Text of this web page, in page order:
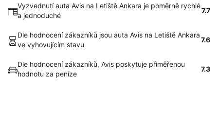
Vyzvednutí auta Avis na Letiště Ankara je poměrně rychlé
a jednoduché
7.7
Dle hodnocení zákazníků jsou auta Avis na Letiště Ankara
ve vyhovujícím stavu
7.6
Dle hodnocení zákazníků, Avis poskytuje přiměřenou
hodnotu za peníze
7.3